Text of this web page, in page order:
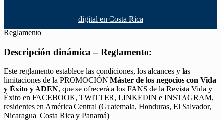
digital en Costa Rica
Reglamento
Descripción dinámica – Reglamento:
Este reglamento establece las condiciones, los alcances y las
limitaciones de la PROMOCIÓN Máster de los negocios con Vida
y Éxito y ADEN, que se ofrecerá a los FANS de la Revista Vida y
Éxito en FACEBOOK, TWITTER, LINKEDIN e INSTAGRAM,
residentes en América Central (Guatemala, Honduras, El Salvador,
Nicaragua, Costa Rica y Panamá).